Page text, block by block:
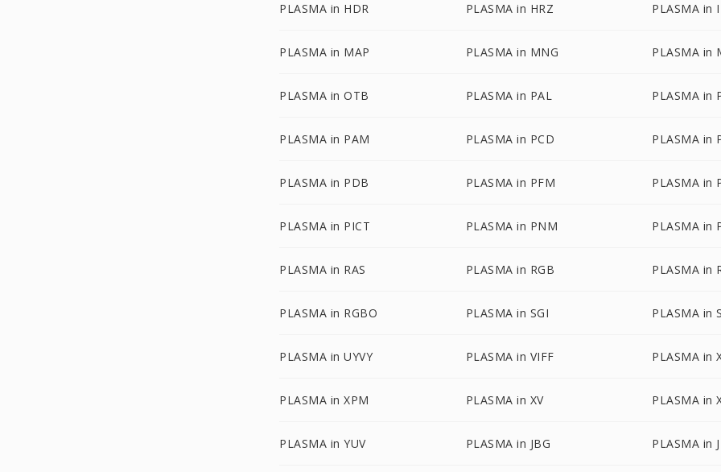
PLASMA in HDR PLASMA in HRZ PLASMA in
PLASMA in MAP PLASMA in MNG PLASMA in
PLASMA in OTB PLASMA in PAL PLASMA in
PLASMA in PAM PLASMA in PCD PLASMA in
PLASMA in PDB PLASMA in PFM PLASMA in
PLASMA in PICT PLASMA in PNM PLASMA in
PLASMA in RAS PLASMA in RGB PLASMA in
PLASMA in RGBO PLASMA in SGI PLASMA in
PLASMA in UYVY PLASMA in VIFF PLASMA in
PLASMA in XPM PLASMA in XV PLASMA in
PLASMA in YUV PLASMA in JBG PLASMA in